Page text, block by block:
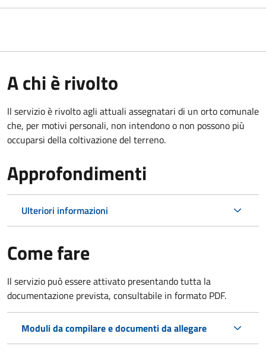
A chi è rivolto
Il servizio è rivolto agli attuali assegnatari di un orto comunale
che, per motivi personali, non intendono o non possono più
occuparsi della coltivazione del terreno.
Approfondimenti
Ulteriori informazioni
Come fare
Il servizio può essere attivato presentando tutta la
documentazione prevista, consultabile in formato PDF.
Moduli da compilare e documenti da allegare